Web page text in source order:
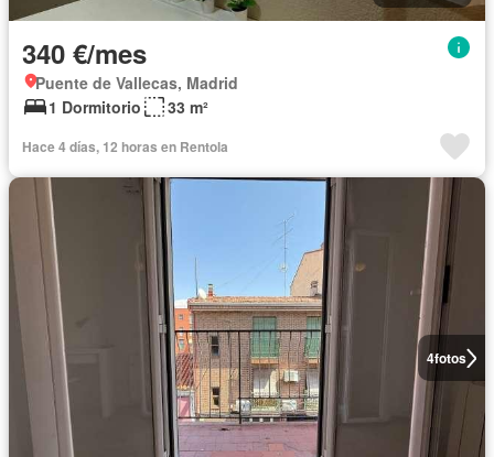
340 €/mes
Puente de Vallecas, Madrid
1 Dormitorio
33 m²
Hace 4 días, 12 horas en Rentola
4fotos